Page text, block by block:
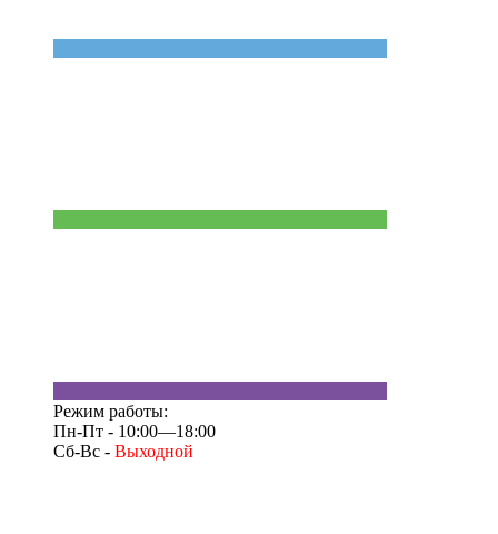
Режим работы:
Пн-Пт - 10:00—18:00
Сб-Вс - Выходной